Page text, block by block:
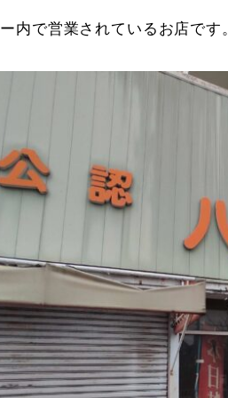
内で営業されているお店です